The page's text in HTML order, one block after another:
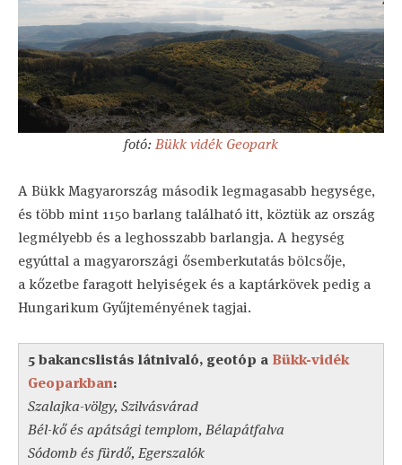
fotó:Bükk vidék Geopark
A Bükk Magyarország második legmagasabb hegysége,
és több mint 1150 barlang található itt, köztük az ország
legmélyebb és a leghosszabb barlangja. A hegység
egyúttal a magyarországi ősemberkutatás bölcsője,
a kőzetbe faragott helyiségek és a kaptárkövek pedig a
Hungarikum Gyűjteményének tagjai.
5 bakancslistás látnivaló, geotóp a Bükk-vidék
Geoparkban:
Szalajka-völgy, Szilvásvárad
Bél-kő és apátsági templom, Bélapátfalva
Sódomb és fürdő, Egerszalók